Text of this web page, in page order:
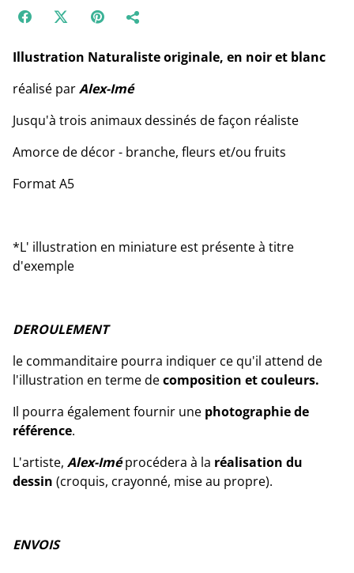
Illustration Naturaliste originale, en noir et blanc
réalisé parAlex-Imé
Jusqu'à trois animaux dessinés de façon réaliste
Amorce de décor - branche, fleurs et/ou fruits
Format A5
*L' illustration en miniature est présente à titre
d'exemple
DEROULEMENT
le commanditaire pourra indiquer ce qu'il attend de
l'illustration en terme decomposition et couleurs.
Il pourra également fournir une photographie de
référence.
L'artiste, Alex-Iméprocédera à la réalisation du
dessin (croquis, crayonné, mise au propre).
ENVOIS